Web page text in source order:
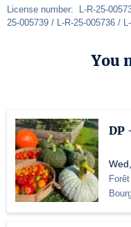
License number:  L-R-25-
25-005739 / L-R-25-005736 /
You
DP